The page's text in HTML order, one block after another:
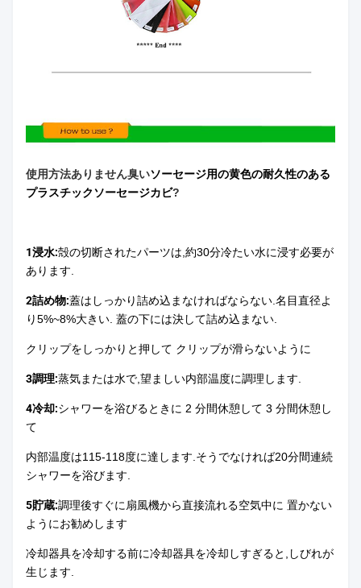
使用方法ありません臭いソーセージ用の黄色の耐久性のある
プラスチックソーセージカビ?
1浸水:殻の切断されたパーツは,約30分冷たい水に浸す必要が
あります.
2詰め物:蓋はしっかり詰め込まなければならない.名目直径よ
り5%~8%大きい. 蓋の下には決して詰め込まない.
クリップをしっかりと押して クリップが滑らないように
3調理:蒸気または水で,望ましい内部温度に調理します.
4冷却:シャワーを浴びるときに 2 分間休憩して 3 分間休憩し
て
内部温度は115-118度に達します.そうでなければ20分間連続
シャワーを浴びます.
5貯蔵:調理後すぐに扇風機から直接流れる空気中に 置かない
ようにお勧めします
冷却器具を冷却する前に冷却器具を冷却しすぎると,しびれが
生じます.